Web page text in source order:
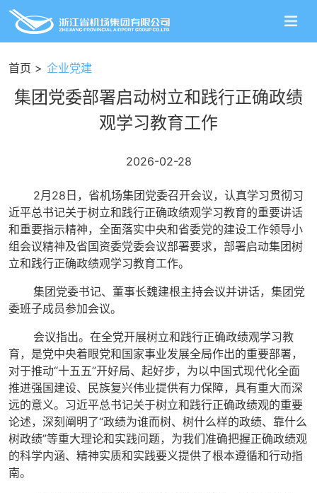
首页 企业党建
集团党委部署启动树立和践行正确政绩
观学习教育工作
2026-02-28
2月28日，省机场集团党委召开会议，认真学习贯彻习
近平总书记关于树立和践行正确政绩观学习教育的重要讲话
和重要指示精神，全面落实中央和省委党的建设工作领导小
组会议精神及省国资委党委会议部署要求，部署启动集团树
立和践行正确政绩观学习教育工作。
集团党委书记、董事长魏建根主持会议并讲话，集团党
委班子成员参加会议。
会议指出。在全党开展树立和践行正确政绩观学习教
育，是党中央着眼党和国家事业发展全局作出的重要部署，
对于推动“十五五”开好局、起好步，为以中国式现代化全面
推进强国建设、民族复兴伟业提供有力保障，具有重大而深
远的意义。习近平总书记关于树立和践行正确政绩观的重要
论述，深刻阐明了“政绩为谁而树、树什么样的政绩、靠什么
树政绩”等重大理论和实践问题，为我们准确把握正确政绩观
的科学内涵、精神实质和实践要义提供了根本遵循和行动指
南。